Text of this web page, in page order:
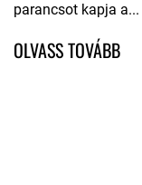
parancsot kapja a...